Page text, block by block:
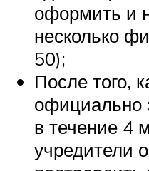
оформить и
несколько
50);
После того,
официально
в течение 4
учредители